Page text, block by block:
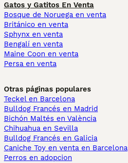
Gatos y Gatitos En Venta
Bosque de Noruega en venta
Británico en venta
Sphynx en venta
Bengalí en venta
Maine Coon en venta
Persa en venta
Otras páginas populares
Teckel en Barcelona
Bulldog Francés en Madrid
Bichón Maltés en València
Chihuahua en Sevilla
Bulldog Francés en Galicia
Caniche Toy en venta en Barcelona
Perros en adopcion